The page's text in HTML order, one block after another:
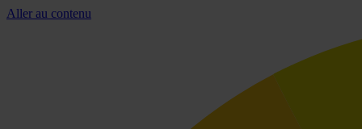
Aller au contenu